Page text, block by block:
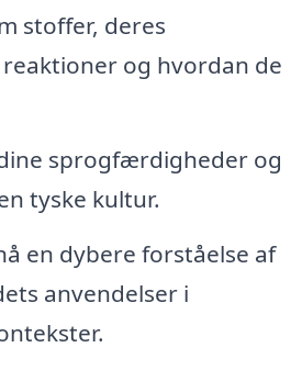
stoffer, deres
reaktioner og hvordan de
sprogfærdigheder og
tyske kultur.
en dybere forståelse af
anvendelser i